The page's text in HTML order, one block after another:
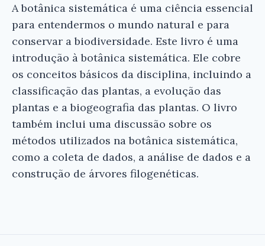
A botânica sistemática é uma ciência essencial
para entendermos o mundo natural e para
conservar a biodiversidade. Este livro é uma
introdução à botânica sistemática. Ele cobre
os conceitos básicos da disciplina, incluindo a
classificação das plantas, a evolução das
plantas e a biogeografia das plantas. O livro
também inclui uma discussão sobre os
métodos utilizados na botânica sistemática,
como a coleta de dados, a análise de dados e a
construção de árvores filogenéticas.